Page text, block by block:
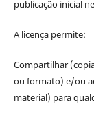
publicação inicial
A licença permite:
Compartilhar
ou formato) e/ou
material) para